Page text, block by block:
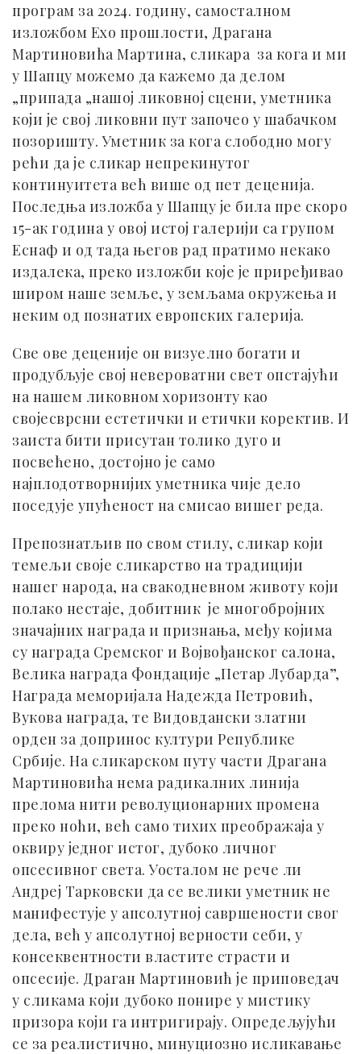
програм за 2024. годину, самосталном
изложбом Ехо прошлости, Драгана
Мартиновића Мартина, сликара за кога и ми
у Шапцу можемо да кажемо да делом
„припада „нашој ликовној сцени, уметника
који је свој ликовни пут започео у шабачком
позоришту. Уметник за кога слободно могу
рећи да је сликар непрекинутог
континуитета већ више од пет деценија.
Последња изложба у Шапцу је била пре скоро
15-ак година у овој истој галерији са групом
Еснаф и од тада његов рад пратимо некако
издалека, преко изложби које је приређивао
широм наше земље, у земљама окружења и
неким од познатих европских галерија.
Све ове деценије он визуелно богати и
продубљује свој невероватни свет опстајући
на нашем ликовном хоризонту као
својесврсни естетички и етички коректив. И
заиста бити присутан толико дуго и
посвећено, достојно је само
најплодотворнијих уметника чије дело
поседује упућеност на смисао вишег реда.
Препознатљив по свом стилу, сликар који
темељи своје сликарство на традицији
нашег народа, на свакодневном животу који
полако нестаје, добитник је многобројних
значајних награда и признања, међу којима
су награда Сремског и Војвођанског салона,
Велика награда Фондације „Петар Лубарда”,
Награда меморијала Надежда Петровић,
Вукова награда, те Видовдански златни
орден за допринос култури Републике
Србије. На сликарском путу части Драгана
Мартиновића нема радикалних линија
прелома нити револуционарних промена
преко ноћи, већ само тихих преображаја у
оквиру једног истог, дубоко личног
опсесивног света. Уосталом не рече ли
Андреј Тарковски да се велики уметник не
манифестује у апсолутној савршености свог
дела, већ у апсолутној верности себи, у
консеквентности властите страсти и
опсесије. Драган Мартиновић је приповедач
у сликама који дубоко понире у мистику
призора који га интригирају. Опредељујући
се за реалистично, минуциозно исликавање